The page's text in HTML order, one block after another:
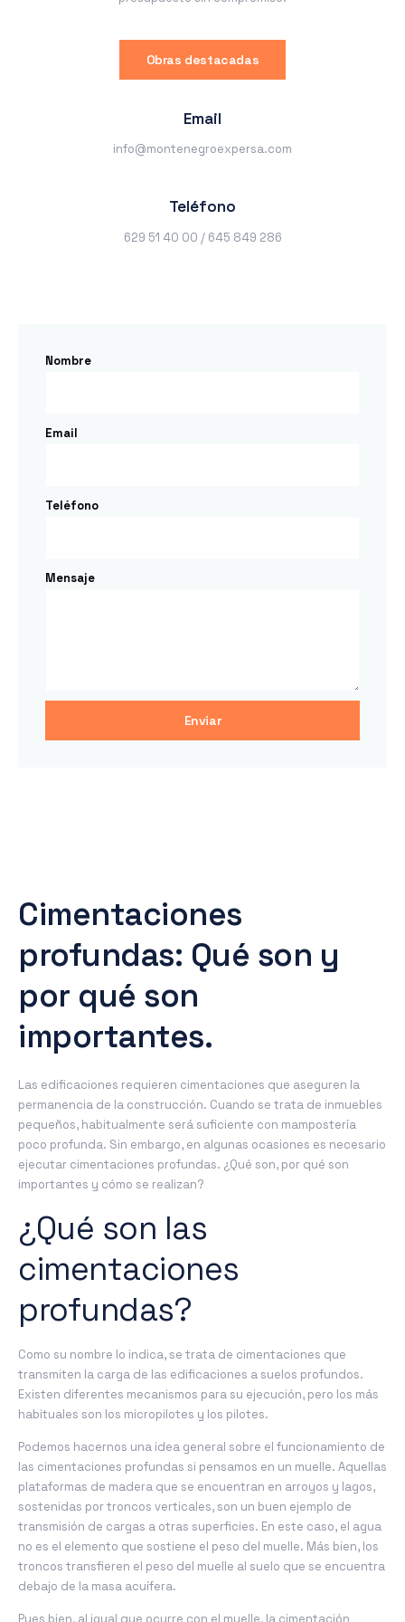
Obras destacadas
Email
info@montenegroexpersa.com
Teléfono
629 51 40 00 / 645 849 286
Nombre
Email
Teléfono
Mensaje
Enviar
Cimentaciones
profundas: Qué son y
por qué son
importantes.
Las edificaciones requieren cimentaciones que aseguren la
permanencia de la construcción. Cuando se trata de inmuebles
pequeños, habitualmente será suficiente con mampostería
poco profunda. Sin embargo, en algunas ocasiones es necesario
ejecutar cimentaciones profundas. ¿Qué son, por qué son
importantes y cómo se realizan?
¿Qué son las
cimentaciones
profundas?
Como su nombre lo indica, se trata de cimentaciones que
transmiten la carga de las edificaciones a suelos profundos.
Existen diferentes mecanismos para su ejecución, pero los más
habituales son los micropilotes y los pilotes.
Podemos hacernos una idea general sobre el funcionamiento de
las cimentaciones profundas si pensamos en un muelle. Aquellas
plataformas de madera que se encuentran en arroyos y lagos,
sostenidas por troncos verticales, son un buen ejemplo de
transmisión de cargas a otras superficies. En este caso, el agua
no es el elemento que sostiene el peso del muelle. Más bien, los
troncos transfieren el peso del muelle al suelo que se encuentra
debajo de la masa acuífera.